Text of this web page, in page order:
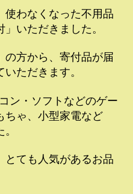
使わなくなった不用品
いただきました。
方から、寄付品が届
ただきます。
ン・ソフトなどのゲー
ちゃ、小型家電など
とても人気があるお品